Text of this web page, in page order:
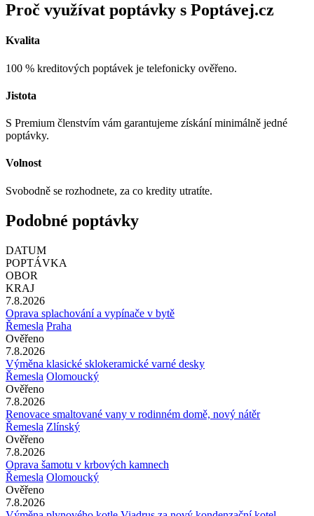
Proč využívat poptávky s Poptávej.cz
Kvalita
100 % kreditových poptávek je telefonicky ověřeno.
Jistota
S Premium členstvím vám garantujeme získání minimálně jedné
poptávky.
Volnost
Svobodně se rozhodnete, za co kredity utratíte.
Podobné poptávky
DATUM
POPTÁVKA
OBOR
KRAJ
7.8.2026
Oprava splachování a vypínače v bytě
Řemesla Praha
Ověřeno
7.8.2026
Výměna klasické sklokeramické varné desky
Řemesla Olomoucký
Ověřeno
7.8.2026
Renovace smaltované vany v rodinném domě, nový nátěr
Řemesla Zlínský
Ověřeno
7.8.2026
Oprava šamotu v krbových kamnech
Řemesla Olomoucký
Ověřeno
7.8.2026